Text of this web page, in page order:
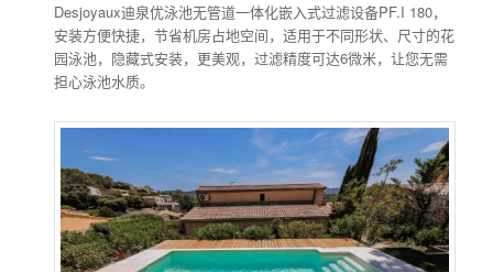
Desjoyaux迪泉优泳池无管道一体化嵌入式过滤设备PF.I 180，
安装方便快捷，节省机房占地空间，适用于不同形状、尺寸的花
园泳池，隐藏式安装，更美观，过滤精度可达6微米，让您无需
担心泳池水质。